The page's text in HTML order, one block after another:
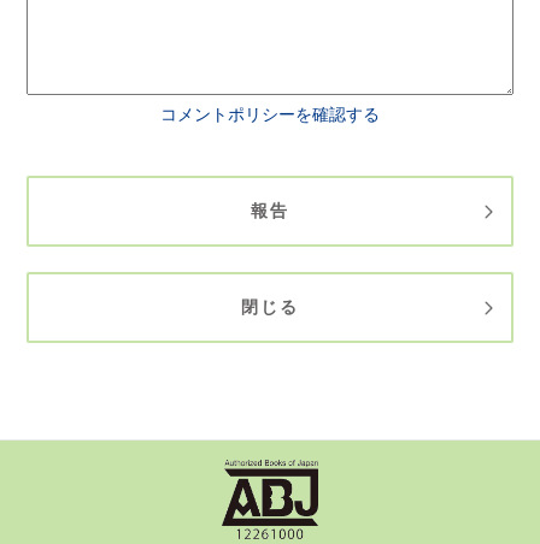
コメントポリシーを確認する
報告
閉じる